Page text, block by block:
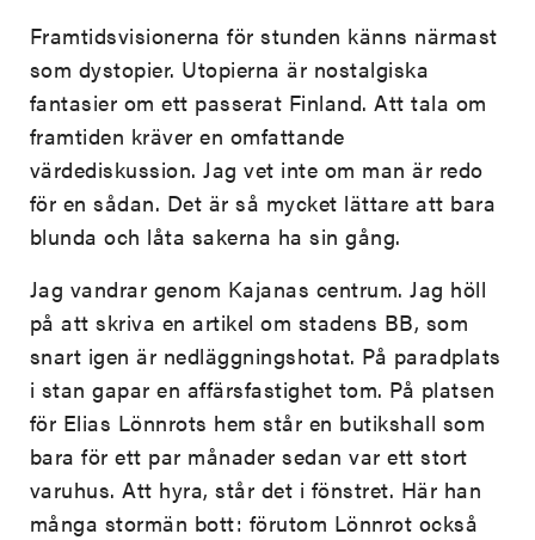
Framtidsvisionerna för stunden känns närmast
som dystopier. Utopierna är nostalgiska
fantasier om ett passerat Finland. Att tala om
framtiden kräver en omfattande
värdediskussion. Jag vet inte om man är redo
för en sådan. Det är så mycket lättare att bara
blunda och låta sakerna ha sin gång.
Jag vandrar genom Kajanas centrum. Jag höll
på att skriva en artikel om stadens BB, som
snart igen är nedläggningshotat. På paradplats
i stan gapar en affärsfastighet tom. På platsen
för Elias Lönnrots hem står en butikshall som
bara för ett par månader sedan var ett stort
varuhus. Att hyra, står det i fönstret. Här han
många stormän bott: förutom Lönnrot också